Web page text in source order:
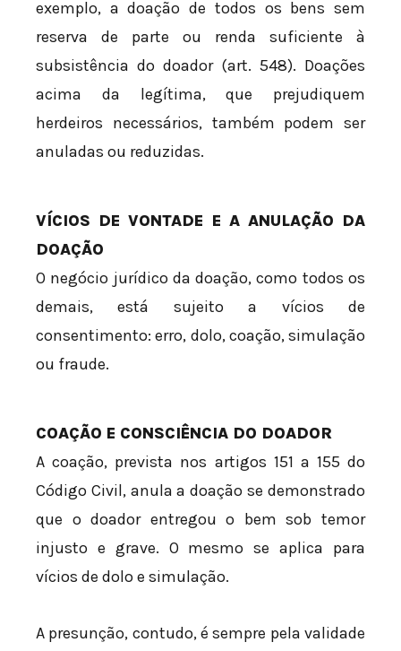
exemplo, a doação de todos os bens sem
reserva de parte ou renda suficiente à
subsistência do doador (art. 548). Doações
acima da legítima, que prejudiquem
herdeiros necessários, também podem ser
anuladas ou reduzidas.
VÍCIOS DE VONTADE E A ANULAÇÃO DA
DOAÇÃO
O negócio jurídico da doação, como todos os
demais, está sujeito a vícios de
consentimento: erro, dolo, coação, simulação
ou fraude.
COAÇÃO E CONSCIÊNCIA DO DOADOR
A coação, prevista nos artigos 151 a 155 do
Código Civil, anula a doação se demonstrado
que o doador entregou o bem sob temor
injusto e grave. O mesmo se aplica para
vícios de dolo e simulação.
A presunção, contudo, é sempre pela validade